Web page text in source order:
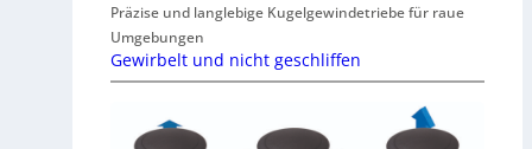
Präzise und langlebige Kugelgewindetriebe für raue
Umgebungen
Gewirbelt und nicht geschliffen